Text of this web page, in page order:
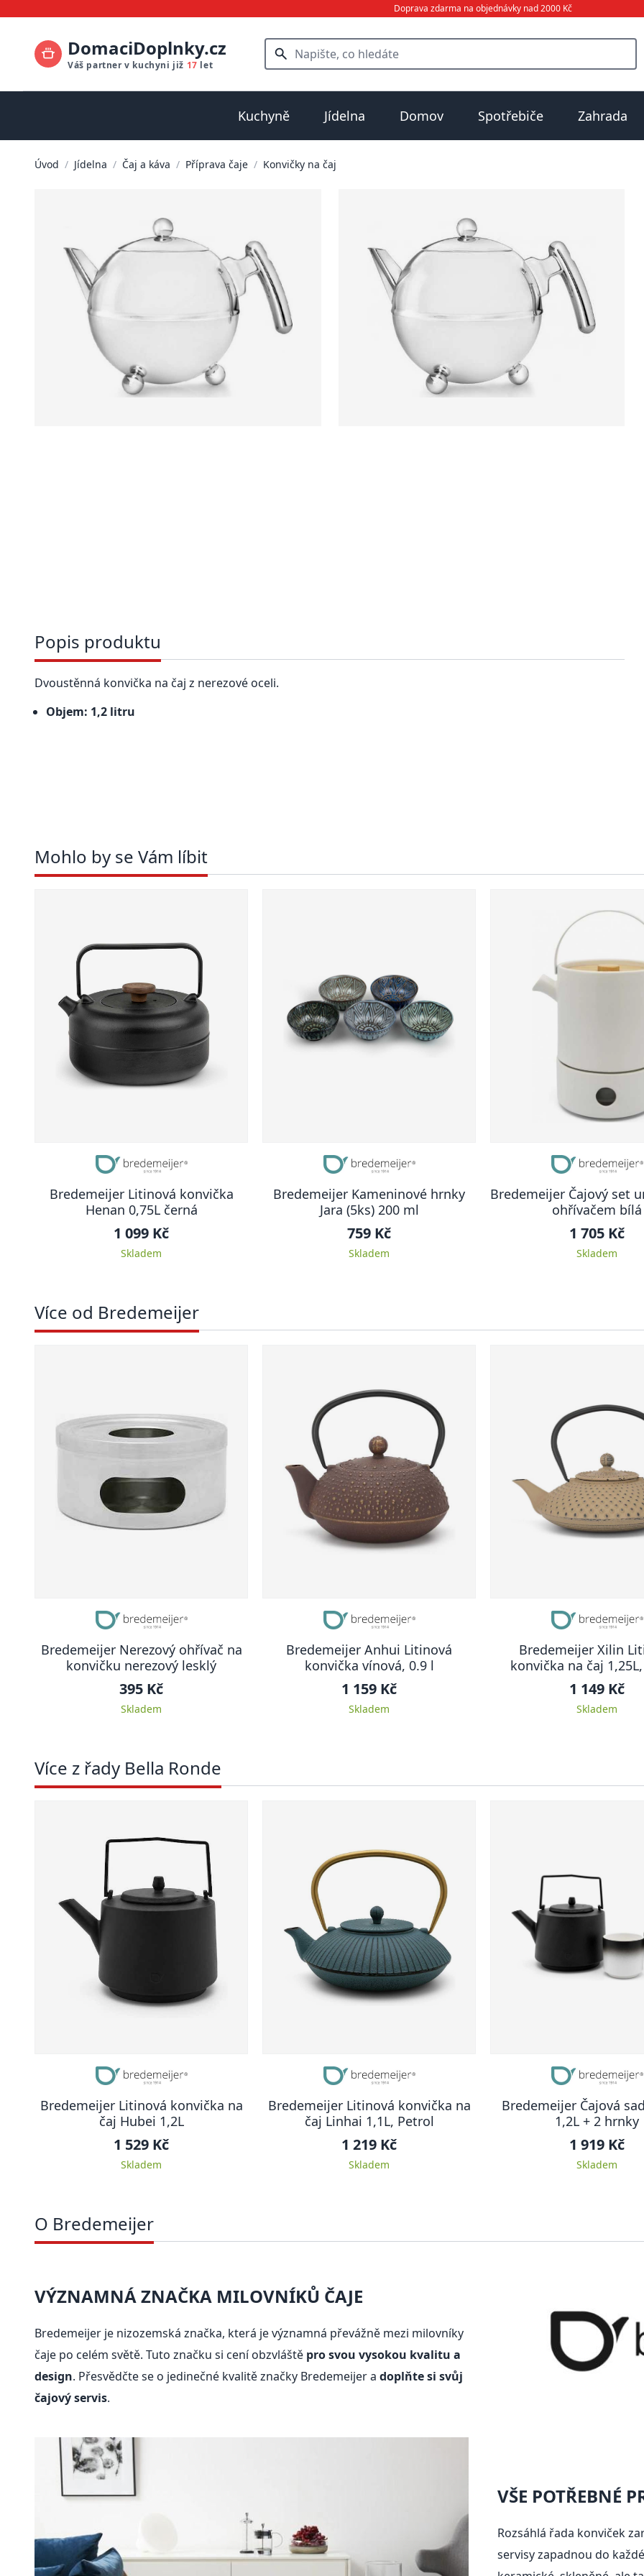
Doprava zdarma na objednávky nad 2000 Kč
DomaciDoplnky.cz
Váš partner v kuchyni již 17 let
Kuchyně Jídelna Domov Spotřebiče Zahrada
Úvod / Jídelna / Čaj a káva / Příprava čaje / Konvičky na čaj
Popis produktu
Dvoustěnná konvička na čaj z nerezové oceli.
Objem: 1,2 litru
Mohlo by se Vám líbit
Bredemeijer Litinová konvička
Henan 0,75L černá
1 099 Kč
Skladem
Bredemeijer Kameninové hrnky
Jara (5ks) 200 ml
759 Kč
Skladem
Bredemeijer Čajový set
ohřívačem bílá
1 705 Kč
Skladem
Více od Bredemeijer
Bredemeijer Nerezový ohřívač na
konvičku nerezový lesklý
395 Kč
Skladem
Bredemeijer Anhui Litinová
konvička vínová, 0.9 l
1 159 Kč
Skladem
Bredemeijer Xilin
konvička na čaj
1 149 Kč
Skladem
Více z řady Bella Ronde
Bredemeijer Litinová konvička na
čaj Hubei 1,2L
1 529 Kč
Skladem
Bredemeijer Litinová konvička na
čaj Linhai 1,1L, Petrol
1 219 Kč
Skladem
Bredemeijer Čajová
1,2L + 2 hrnky
1 919 Kč
Skladem
O Bredemeijer
VÝZNAMNÁ ZNAČKA MILOVNÍKŮ ČAJE
Bredemeijer je nizozemská značka, která je významná převážně mezi milovníky
čaje po celém světě. Tuto značku si cení obzvláště pro svou vysokou kvalitu a
design. Přesvědčte se o jedinečné kvalitě značky Bredemeijer a doplňte si svůj
čajový servis.
VŠE POTŘEBNÉ
Rozsáhlá řada konviček
servisy zapadnou do